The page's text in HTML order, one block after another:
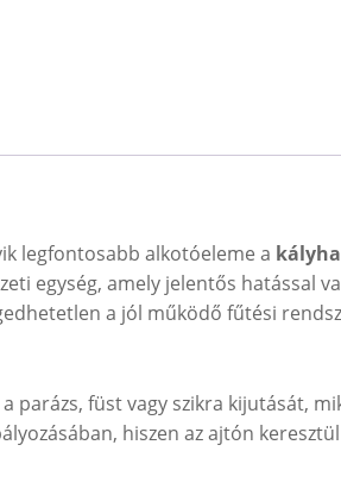
legfontosabb alkotóeleme a
egység, amely jelentős hatással
a jól működő fűtési
parázs, füst vagy szikra kijutását,
hiszen az ajtón